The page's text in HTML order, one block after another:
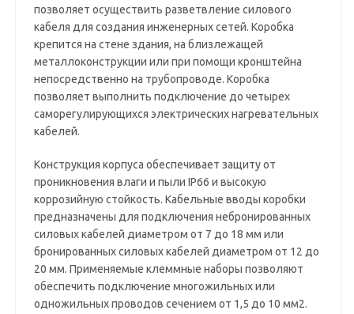
позволяет осуществить разветвление силового
кабеля для создания инженерных сетей. Коробка
крепится на стене здания, на близлежащей
металлоконструкции или при помощи кронштейна
непосредственно на трубопроводе. Коробка
позволяет выполнить подключение до четырех
саморегулирующихся электрических нагревательных
кабелей.
Конструкция корпуса обеспечивает защиту от
проникновения влаги и пыли IP66 и высокую
коррозийную стойкость. Кабельные вводы коробки
предназначены для подключения небронированных
силовых кабелей диаметром от 7 до 18 мм или
бронированных силовых кабелей диаметром от 12 до
20 мм. Применяемые клеммные наборы позволяют
обеспечить подключение многожильных или
одножильных проводов сечением от 1,5 до 10 мм2.